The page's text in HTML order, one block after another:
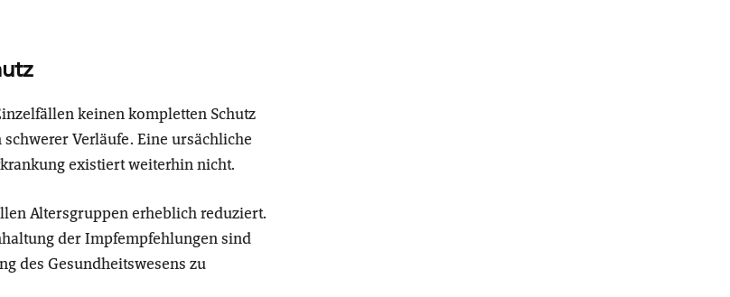
keinen kompletten Schutz
Verläufe. Eine ursächliche
existiert weiterhin nicht.
Altersgruppen erheblich reduziert.
der Impfempfehlungen sind
des Gesundheitswesens zu